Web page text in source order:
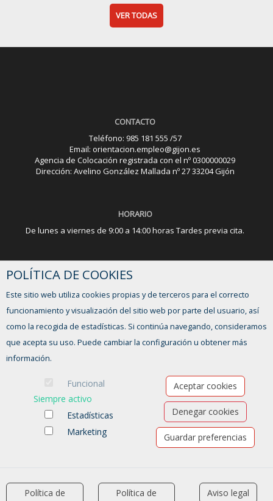
VER TODAS
CONTACTO
Teléfono: 985 181 555 /57
Email: orientacion.empleo@gijon.es
Agencia de Colocación registrada con el nº 0300000029
Dirección: Avelino González Mallada nº 27 33204 Gijón
HORARIO
De lunes a viernes de 9:00 a 14:00 horas Tardes previa cita.
¿TIENES ALGUNA DUDA?
POLÍTICA DE COOKIES
Este sitio web utiliza cookies propias y de terceros para el correcto
funcionamiento y visualización del sitio web por parte del usuario, así
como la recogida de estadísticas. Si continúa navegando, consideramos
que acepta su uso. Puede cambiar la configuración u obtener más
información.
Funcional
Siempre activo
Estadísticas
Marketing
Aceptar cookies
Denegar cookies
Guardar preferencias
Política de
Política de
Aviso legal